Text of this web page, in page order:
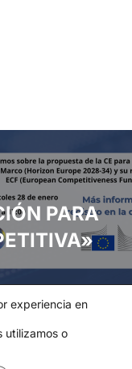
PARA
de denuncias
la Industria de
experiencia en
utilizamos o